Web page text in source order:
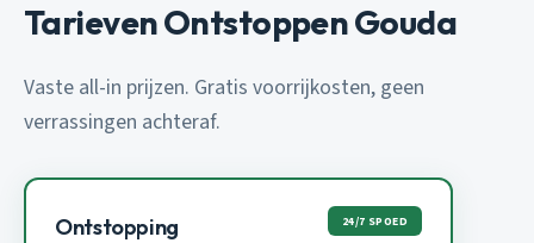
Tarieven Ontstoppen Gouda
Vaste all-in prijzen. Gratis voorrijkosten, geen
verrassingen achteraf.
Ontstopping 24/7 SPOED